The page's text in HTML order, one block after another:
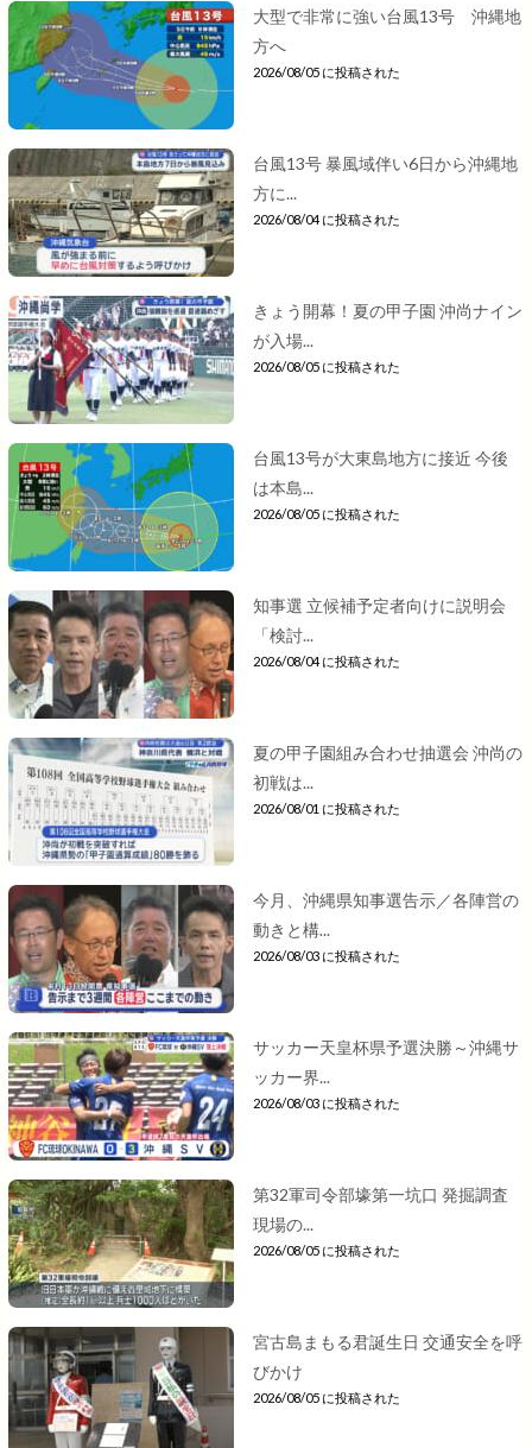
大型で非常に強い台風13号 沖縄地
方へ
2026/08/05 に投稿された
台風13号 暴風域伴い6日から沖縄地
方に...
2026/08/04 に投稿された
きょう開幕！夏の甲子園 沖尚ナイン
が入場...
2026/08/05 に投稿された
台風13号が大東島地方に接近 今後
は本島...
2026/08/05 に投稿された
知事選 立候補予定者向けに説明会
「検討...
2026/08/04 に投稿された
夏の甲子園組み合わせ抽選会 沖尚の
初戦は...
2026/08/01 に投稿された
今月、沖縄県知事選告示／各陣営の
動きと構...
2026/08/03 に投稿された
サッカー天皇杯県予選決勝～沖縄サ
ッカー界...
2026/08/03 に投稿された
第32軍司令部壕第一坑口 発掘調査
現場の...
2026/08/05 に投稿された
宮古島まもる君誕生日 交通安全を呼
びかけ
2026/08/05 に投稿された